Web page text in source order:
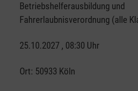
Betriebshelferausbildung und
Fahrerlaubnisverordnung (alle
25.10.2027 , 08:30 Uhr
Ort: 50933 Köln